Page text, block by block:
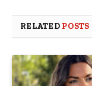
RELATED POSTS